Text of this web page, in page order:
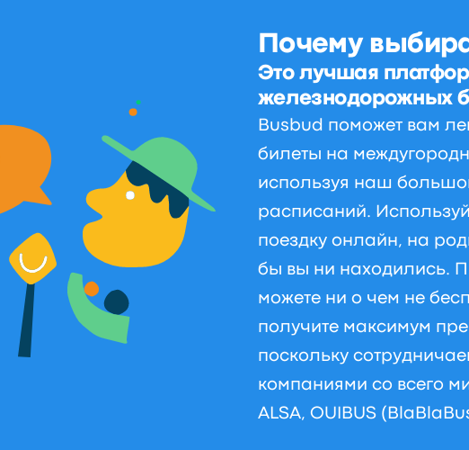
Почему
Это лучшая
железнодорожных
Busbud поможет вам
билеты на
используя наш
расписаний.
поездку онлайн, на
бы вы ни находились.
можете ни о чем не
получите максимум
поскольку
компаниями со всего
ALSA, OUIBUS